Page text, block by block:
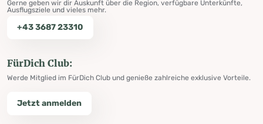
Gerne geben wir dir Auskunft über die Region, verfügbare Unterkünfte,
Ausflugsziele und vieles mehr.
+43 3687 23310
FürDich Club:
Werde Mitglied im FürDich Club und genieße zahlreiche exklusive Vorteile.
Jetzt anmelden